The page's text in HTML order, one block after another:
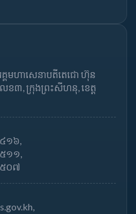
គ្គមហាសេនាបតីតេជោ ហ៊ុន
ខ៣, ក្រុងព្រះសីហនុ, ខេត្ត
១៦,
១១,
០៧